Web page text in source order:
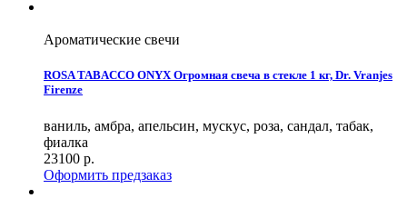
Ароматические свечи
ROSA TABACCO ONYX Огромная свеча в стекле 1 кг, Dr. Vranjes
Firenze
ваниль, амбра, апельсин, мускус, роза, сандал, табак,
фиалка
23100 р.
Оформить предзаказ